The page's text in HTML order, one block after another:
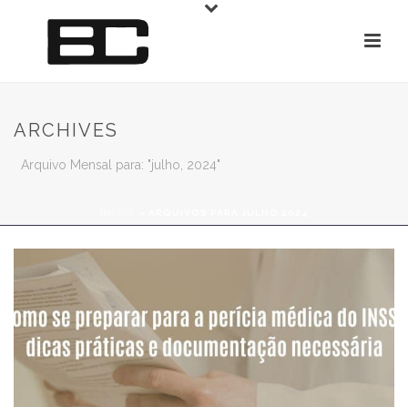
ARCHIVES
Arquivo Mensal para: "julho, 2024"